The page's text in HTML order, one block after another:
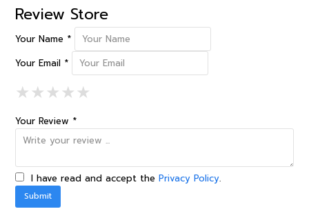
Review Store
Your Name *
Your Email *
★1 Star
★★2 Stars
★★★3 Stars
★★★★4 Stars
★★★★★5 Stars
Your Review *
I have read and accept thePrivacy Policy.